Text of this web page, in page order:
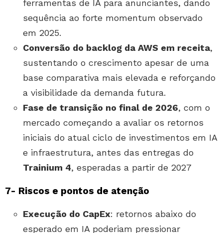
ferramentas de IA para anunciantes, dando
sequência ao forte momentum observado
em 2025.
Conversão do backlog da AWS em receita,
sustentando o crescimento apesar de uma
base comparativa mais elevada e reforçando
a visibilidade da demanda futura.
Fase de transição no final de 2026, com o
mercado começando a avaliar os retornos
iniciais do atual ciclo de investimentos em IA
e infraestrutura, antes das entregas do
Trainium 4, esperadas a partir de 2027
7- Riscos e pontos de atenção
Execução do CapEx: retornos abaixo do
esperado em IA poderiam pressionar